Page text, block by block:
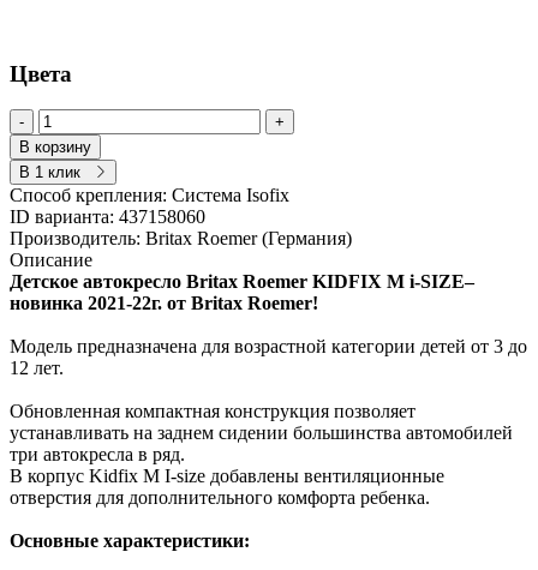
Цвета
-
+
В корзину
В 1 клик
Способ крепления: Система Isofix
ID варианта: 437158060
Производитель: Britax Roemer (Германия)
Описание
Детское автокресло Britax Roemer KIDFIX M i-SIZE–
новинка 2021-22г. от Britax Roemer!
Модель предназначена для возрастной категории детей от 3 до
12 лет.
Обновленная компактная конструкция позволяет
устанавливать на заднем сидении большинства автомобилей
три автокресла в ряд.
В корпус Kidfix M I-size добавлены вентиляционные
отверстия для дополнительного комфорта ребенка.
Основные характеристики: